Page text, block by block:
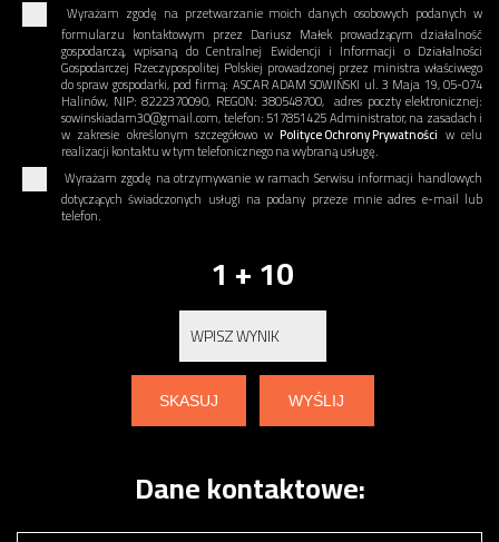
Wyrażam zgodę na przetwarzanie moich danych osobowych podanych w
formularzu kontaktowym przez Dariusz Małek prowadzącym działalność
gospodarczą, wpisaną do Centralnej Ewidencji i Informacji o Działalności
Gospodarczej Rzeczypospolitej Polskiej prowadzonej przez ministra właściwego
do spraw gospodarki, pod firmą: ASCAR ADAM SOWIŃSKI ul. 3 Maja 19, 05-074
Halinów, NIP: 8222370090, REGON: 380548700, adres poczty elektronicznej:
sowinskiadam30@gmail.com, telefon: 517851425 Administrator, na zasadach i
w zakresie określonym szczegółowo wPolityce Ochrony Prywatności w celu
realizacji kontaktu w tym telefonicznego na wybraną usługę.
Wyrażam zgodę na otrzymywanie w ramach Serwisu informacji handlowych
dotyczących świadczonych usługi na podany przeze mnie adres e-mail lub
telefon.
1 + 10
Dane kontaktowe: